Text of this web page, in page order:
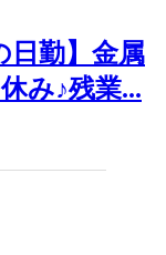
日勤】金属
み♪残業...